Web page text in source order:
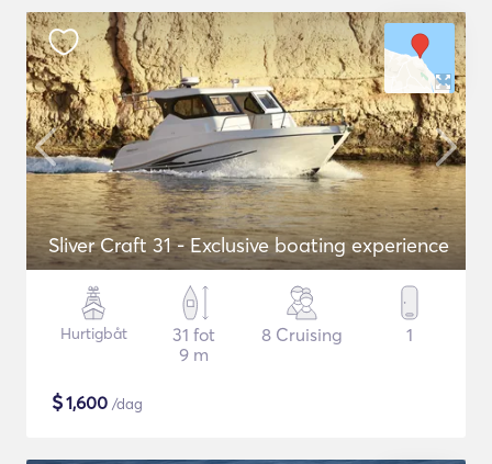
Sliver Craft 31 - Exclusive boating experience
Hurtigbåt
31 fot
9 m
8 Cruising 1
$1,600 /dag